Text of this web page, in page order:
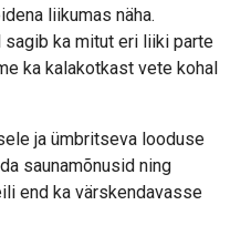
liikumas näha.
sagib ka mitut eri liiki parte
ka kalakotkast vete kohal
ja ümbritseva looduse
saunamõnusid ning
end ka värskendavasse